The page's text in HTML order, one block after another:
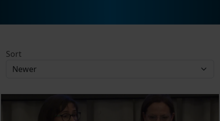
Sort